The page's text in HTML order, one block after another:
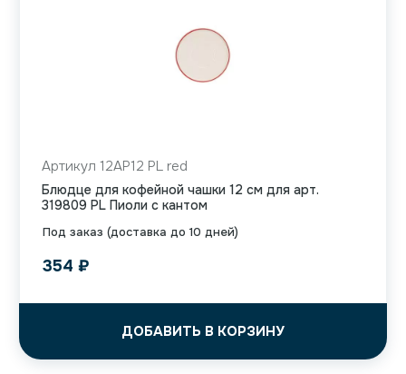
Под заказ (доставка до 10 дней)
Артикул 12AP12 PL red
Блюдце для кофейной чашки 12 см для арт.
319809 PL Пиоли с кантом
354 ₽
ДОБАВИТЬ В КОРЗИНУ